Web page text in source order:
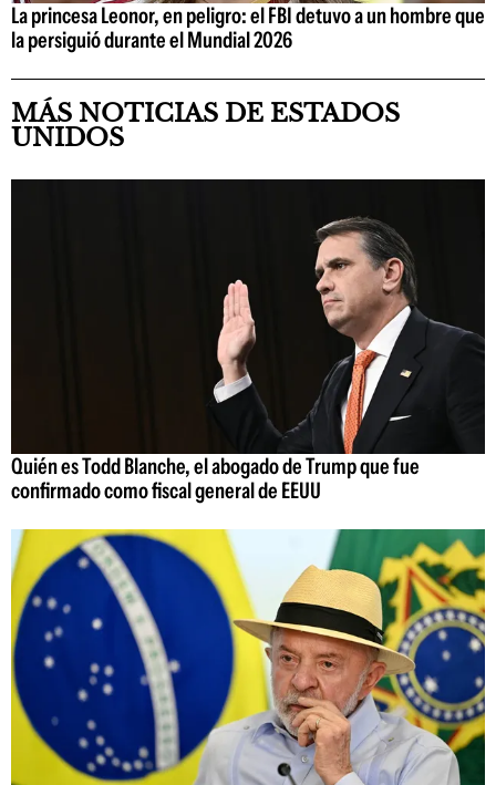
La princesa Leonor, en peligro: el FBI detuvo a un hombre que
la persiguió durante el Mundial 2026
MÁS NOTICIAS DE ESTADOS
UNIDOS
Quién es Todd Blanche, el abogado de Trump que fue
confirmado como fiscal general de EEUU